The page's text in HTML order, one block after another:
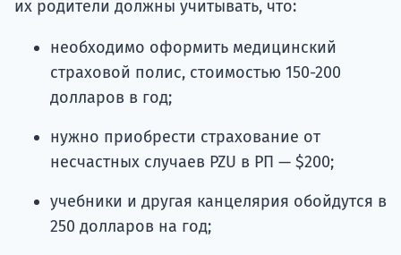
их родители должны учитывать, что:
необходимо оформить медицинский
страховой полис, стоимостью 150-200
долларов в год;
нужно приобрести страхование от
несчастных случаев PZU в РП — $200;
учебники и другая канцелярия обойдутся в
250 долларов на год;